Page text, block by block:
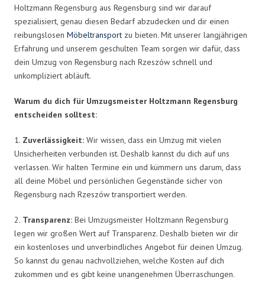
Holtzmann Regensburg aus Regensburg sind wir darauf
spezialisiert, genau diesen Bedarf abzudecken und dir einen
reibungslosen Möbeltransport zu bieten. Mit unserer langjährigen
Erfahrung und unserem geschulten Team sorgen wir dafür, dass
dein Umzug von Regensburg nach Rzeszów schnell und
unkompliziert abläuft.
Warum du dich für Umzugsmeister Holtzmann Regensburg
entscheiden solltest:
1. Zuverlässigkeit: Wir wissen, dass ein Umzug mit vielen
Unsicherheiten verbunden ist. Deshalb kannst du dich auf uns
verlassen. Wir halten Termine ein und kümmern uns darum, dass
all deine Möbel und persönlichen Gegenstände sicher von
Regensburg nach Rzeszów transportiert werden.
2. Transparenz: Bei Umzugsmeister Holtzmann Regensburg
legen wir großen Wert auf Transparenz. Deshalb bieten wir dir
ein kostenloses und unverbindliches Angebot für deinen Umzug.
So kannst du genau nachvollziehen, welche Kosten auf dich
zukommen und es gibt keine unangenehmen Überraschungen.